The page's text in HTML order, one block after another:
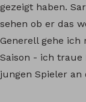
gezeigt haben.
sehen ob er das
Generell gehe
Saison - ich traue
jungen Spieler